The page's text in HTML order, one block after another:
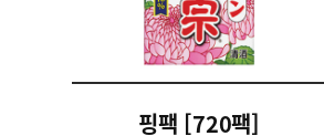
핑팩 [720팩]